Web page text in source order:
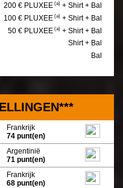
200 € PLUXEE (a) + Shirt + Bal
100 € PLUXEE (a) + Shirt + Bal
50 € PLUXEE (a) + Shirt + Bal
Shirt + Bal
Bal
Frankrijk
74 punt(en)
Argentinië
71 punt(en)
Frankrijk
68 punt(en)